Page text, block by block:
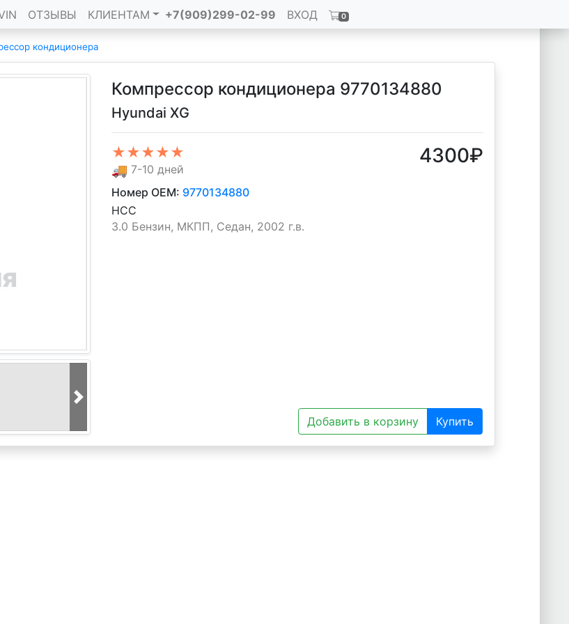
ОТЗЫВЫ КЛИЕНТАМ +7(909)299-02-99 ВХОД 0
кондиционера
Компрессор кондиционера 9770134880
Hyundai XG
★★★★★
🚚 7-10 дней
4300₽
Номер OEM: 9770134880
HCC
3.0 Бензин, МКПП, Седан, 2002 г.в.
Добавить в корзину Купить